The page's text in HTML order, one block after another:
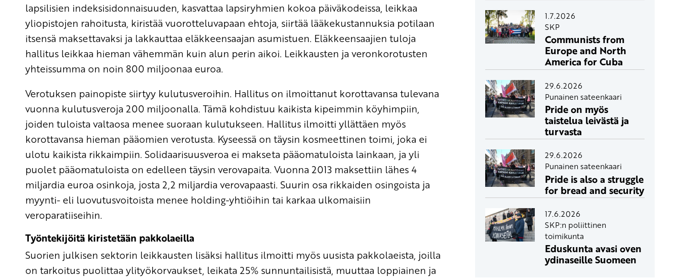
lapsilisien indeksisidonnaisuuden, kasvattaa lapsiryhmien kokoa päiväkodeissa, leikkaa
yliopistojen rahoitusta, kiristää vuorotteluvapaan ehtoja, siirtää lääkekustannuksia potilaan
itsensä maksettavaksi ja lakkauttaa eläkkeensaajan asumistuen. Eläkkeensaajien tuloja
hallitus leikkaa hieman vähemmän kuin alun perin aikoi. Leikkausten ja veronkorotusten
yhteissumma on noin 800 miljoonaa euroa.
Verotuksen painopiste siirtyy kulutusveroihin. Hallitus on ilmoittanut korottavansa tulevana
vuonna kulutusveroja 200 miljoonalla. Tämä kohdistuu kaikista kipeimmin köyhimpiin,
joiden tuloista valtaosa menee suoraan kulutukseen. Hallitus ilmoitti yllättäen myös
korottavansa hieman pääomien verotusta. Kyseessä on täysin kosmeettinen toimi, joka ei
ulotu kaikista rikkaimpiin. Solidaarisuusveroa ei makseta pääomatuloista lainkaan, ja yli
puolet pääomatuloista on edelleen täysin verovapaita. Vuonna 2013 maksettiin lähes 4
miljardia euroa osinkoja, josta 2,2 miljardia verovapaasti. Suurin osa rikkaiden osingoista ja
myynti- eli luovutusvoitoista menee holding-yhtiöihin tai karkaa ulkomaisiin
veroparatiiseihin.
Työntekijöitä kiristetään pakkolaeilla
Suorien julkisen sektorin leikkausten lisäksi hallitus ilmoitti myös uusista pakkolaeista, joilla
on tarkoitus puolittaa ylityökorvaukset, leikata 25% sunnuntailisistä, muuttaa loppiainen ja
1.7.2026
SKP
Communists from
Europe and North
America for Cuba
29.6.2026
Punainen sateenkaari
Pride on myös
taistelua leivästä ja
turvasta
29.6.2026
Punainen sateenkaari
Pride is also a struggle
for bread and security
17.6.2026
SKP:n poliittinen
toimikunta
Eduskunta avasi oven
ydinaseille Suomeen